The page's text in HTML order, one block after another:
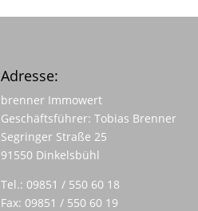
Adresse:
brenner Immowert
Geschäftsführer: Tobias Brenner
Segringer Straße 25
91550 Dinkelsbühl
Tel.: 09851 / 550 60 18
Fax: 09851 / 550 60 19